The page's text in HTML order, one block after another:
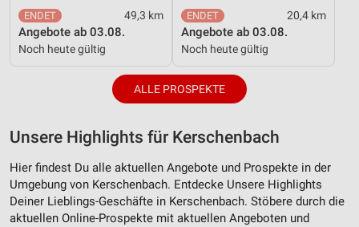
49,3 km
Angebote ab 03.08.
Noch heute gültig
20,4 km
Angebote ab 03.08.
Noch heute gültig
ALLE PROSPEKTE
Unsere Highlights für Kerschenbach
Hier findest Du alle aktuellen Angebote und Prospekte in der
Umgebung von Kerschenbach. Entdecke Unsere Highlights
Deiner Lieblings-Geschäfte in Kerschenbach. Stöbere durch die
aktuellen Online-Prospekte mit aktuellen Angeboten und